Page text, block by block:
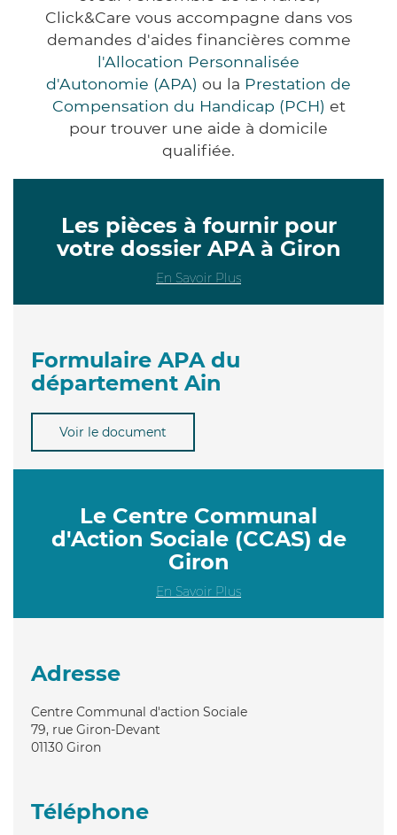
Click&Care vous accompagne dans vos
demandes d'aides financières comme
l'Allocation Personnalisée
d'Autonomie (APA) ou la Prestation de
Compensation du Handicap (PCH) et
pour trouver une aide à domicile
qualifiée.
Les pièces à fournir pour
votre dossier APA à Giron
En Savoir Plus
Formulaire APA du
département Ain
Voir le document
Le Centre Communal
d'Action Sociale (CCAS) de
Giron
En Savoir Plus
Adresse
Centre Communal d'action Sociale
79, rue Giron-Devant
01130 Giron
Téléphone